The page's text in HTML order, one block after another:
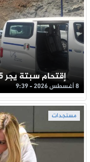
إقتحام سبتة يجر 5 من سائقي الطاكسيات للسجن
8 أغسطس 2026 - 9:39
مستجدات